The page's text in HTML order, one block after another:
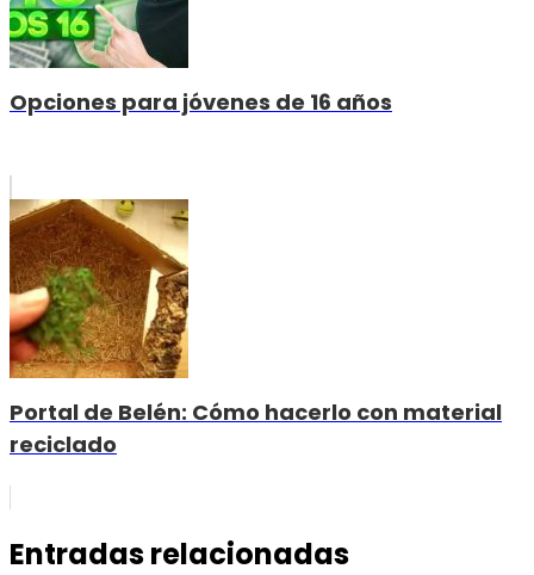
Opciones para jóvenes de 16 años
Portal de Belén: Cómo hacerlo con material
reciclado
Entradas relacionadas